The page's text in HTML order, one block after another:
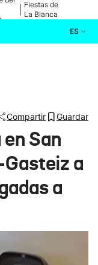
Fiestas de
La Blanca
ES
Compartir Guardar
San
a
a